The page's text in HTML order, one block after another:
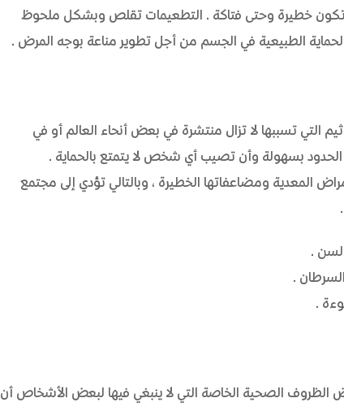
تكون خطيرة وحتى فتاكة. التطعيمات تقلص وبشكل ملحوظ
الطبيعية في الجسم من أجل تطوير مناعة بوجه المرض.
التي تسببها لا تزال منتشرة في بعض أنحاء العالم أو في
الحدود بسهولة وأن تصيب أي شخص لا يتمتع بالحماية.
المعدية ومضاعفاتها الخطيرة، وبالتالي تؤدي إلى مجتمع
السن.
الظروف الصحية الخاصة التي لا ينبغي فيها لبعض الأشخاص أن